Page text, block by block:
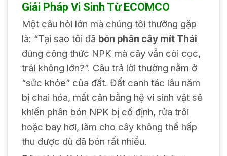
Giải Pháp Vi Sinh Từ ECOMCO
Một câu hỏi lớn mà chúng tôi thường gặp
là: “Tại sao tôi đã bón phân cây mít Thái
đúng công thức NPK mà cây vẫn còi cọc,
trái không lớn?”. Câu trả lời thường nằm ở
“sức khỏe” của đất. Đất canh tác lâu năm
bị chai hóa, mất cân bằng hệ vi sinh vật sẽ
khiến phân bón NPK bị cố định, rửa trôi
hoặc bay hơi, làm cho cây không thể hấp
thu được dù đã bón rất nhiều.